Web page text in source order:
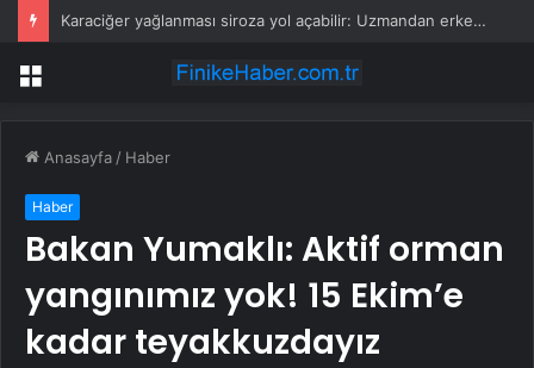
Karaciğer yağlanması siroza yol açabilir: Uzmandan erken tanı ve bitkisel ürün uyarısı
Menü
Anasayfa / Haber
Haber
Bakan Yumaklı: Aktif orman
yangınımız yok! 15 Ekim’e
kadar teyakkuzdayız